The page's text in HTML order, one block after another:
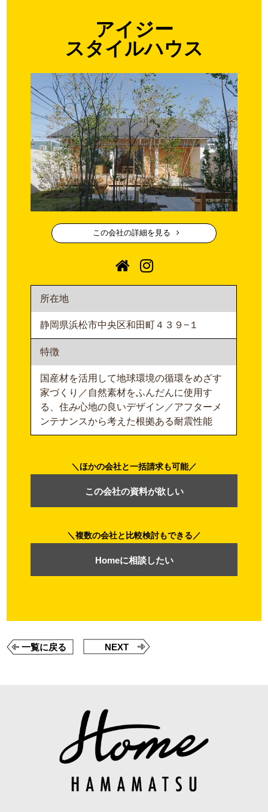
アイジー
スタイルハウス
この会社の詳細を見る
所在地
静岡県浜松市中央区和田町４３９−１
特徴
国産材を活用して地球環境の循環をめざす
家づくり／自然素材をふんだんに使用す
る、住み心地の良いデザイン／アフターメ
ンテナンスから考えた根拠ある耐震性能
複数の会社と比較検討もできる
Homeに相談したい
ほかの会社と一括請求も可能
この会社の資料が欲しい
一覧に戻る NEXT